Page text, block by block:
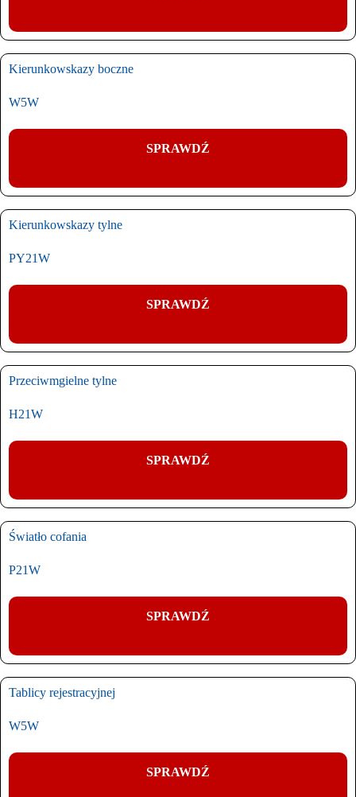
Kierunkowskazy boczne
W5W
SPRAWDŹ
Kierunkowskazy tylne
PY21W
SPRAWDŹ
Przeciwmgielne tylne
H21W
SPRAWDŹ
Światło cofania
P21W
SPRAWDŹ
Tablicy rejestracyjnej
W5W
SPRAWDŹ